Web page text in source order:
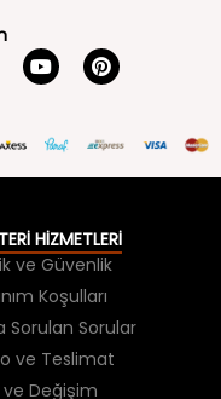
HİZMETLERİ
ve Güvenlik
Koşulları
Sorulan Sorular
ve Teslimat
Değişim